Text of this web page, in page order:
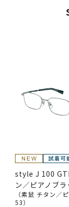
style J 100
ン／ピアノブ
（素鼠 チタン／
53）